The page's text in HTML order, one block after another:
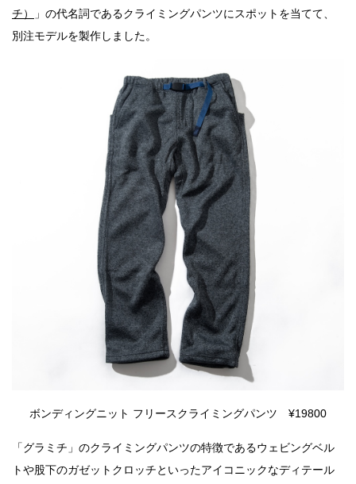
チ）
」の代名詞であるクライミングパンツにスポットを当てて、
別注モデルを製作しました。
ボンディングニット フリースクライミングパンツ ¥19800
「グラミチ」のクライミングパンツの特徴であるウェビングベル
トや股下のガゼットクロッチといったアイコニックなディテール